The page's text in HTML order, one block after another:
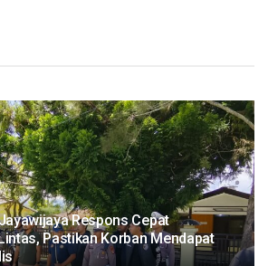
Respons Cepat
Pastikan Korban Mendapat